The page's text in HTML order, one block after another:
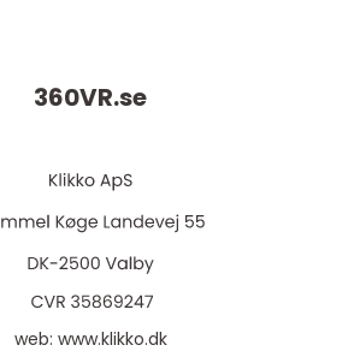
360VR.se
web: www.klikko.dk